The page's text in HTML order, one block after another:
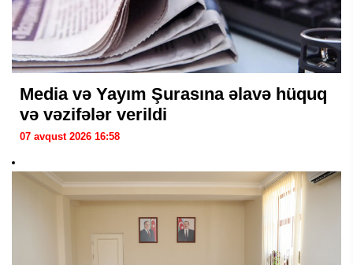
Media və Yayım Şurasına əlavə hüquq
və vəzifələr verildi
07 avqust 2026 16:58